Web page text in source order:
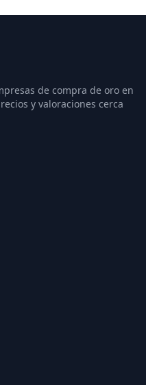
de compra de oro en
y valoraciones cerca